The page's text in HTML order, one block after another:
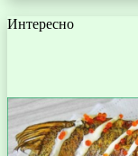
Интересно